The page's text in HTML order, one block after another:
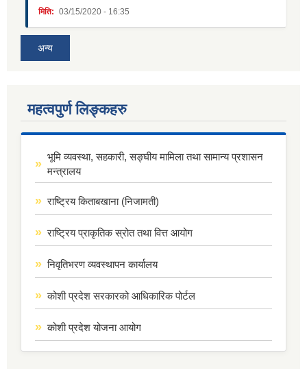
मिति: 03/15/2020 - 16:35
अन्य
महत्वपुर्ण लिङ्कहरु
भूमि व्यवस्था, सहकारी, सङ्घीय मामिला तथा सामान्य प्रशासन
मन्त्रालय
राष्ट्रिय किताबखाना (निजामती)
राष्ट्रिय प्राकृतिक स्रोत तथा वित्त आयोग
निवृतिभरण व्यवस्थापन कार्यालय
कोशी प्रदेश सरकारको आधिकारिक पोर्टल
कोशी प्रदेश योजना आयोग